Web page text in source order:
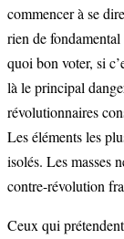
commencer à se
rien de
quoi bon voter, si
là le principal
révolutionnaires
Les éléments les
isolés. Les masses
contre-révolution
Ceux qui